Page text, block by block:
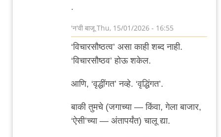
.
'न'वी बाजूThu, 15/01/2026 - 16:55
In
reply
वार्ताहरांविरुद्ध
माफ
न
‘विचारसौष्ठत्व’ असा काही शब्द नाही.
‘विचारसौष्ठव’ होऊ शकेल.
आणि, ‘वृद्धींगत’ नव्हे. ‘वृद्धिंगत’.
बाकी तुमचे (जगाच्या — किंवा, गेला बाजार,
‘ऐसी’च्या — अंतापर्यंत) चालू द्या.